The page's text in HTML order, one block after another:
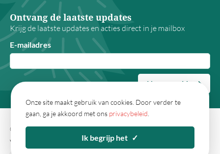
Onze site maakt gebruik van cookies. Door verder te
gaan, ga je akkoord met ons privacybeleid
Ik begrijp het ✓
Kerstgeschenken
Op artikel
Dekentje
Trolley
Grill
Vuurkorf
Wok
Ontvang de laatste updates
Krijg de laatste updates en acties direct in je mailbox
E-mailadres
Nu aanmelden
© 2026 - Kerstpakketwebshop.nl
Algemene
voorwaarden
Privacy Sitemap